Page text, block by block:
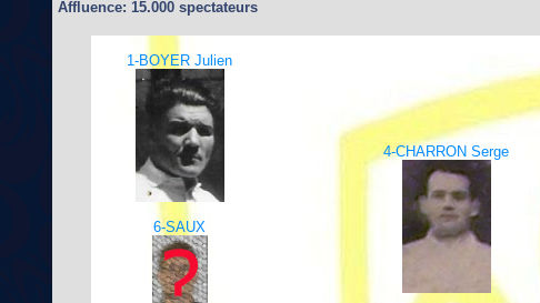
Affluence: 15.000 spectateurs
1-BOYER Julien
4-CHARRON Serge
6-SAUX